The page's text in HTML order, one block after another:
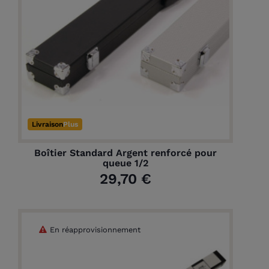
LivraisonPlus
Boîtier Standard Argent renforcé pour
queue 1/2
29,70 €
En réapprovisionnement